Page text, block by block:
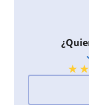
★★